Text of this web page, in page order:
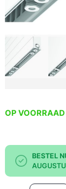
OP
BESTEL